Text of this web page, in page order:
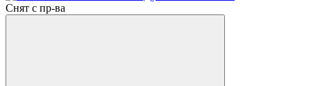
Снят с пр-ва